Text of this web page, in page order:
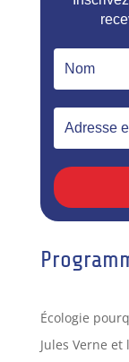
Écologie
Jules Verne et